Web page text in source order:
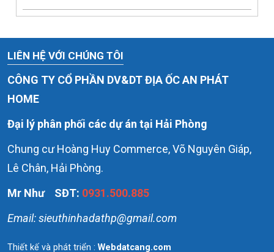
LIÊN HỆ VỚI CHÚNG TÔI
CÔNG TY CỔ PHẦN DV&DT ĐỊA ỐC AN PHÁT
HOME
Đại lý phân phối các dự án tại Hải Phòng
Chung cư Hoàng Huy Commerce, Võ Nguyên Giáp,
Lê Chân, Hải Phòng.
Mr Như SĐT: 0931.500.885
Email: sieuthinhadathp@gmail.com